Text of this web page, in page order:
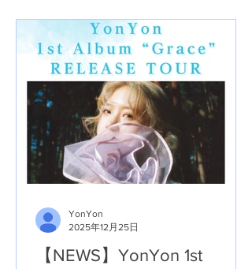
【NEWS】YonYon 1st
YonYon
2025年12月25日